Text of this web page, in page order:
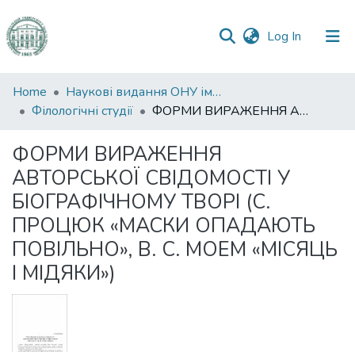
Log In (current)
Communities
&
All of DSpace
Statistics
Home
Наукові видання ОНУ імені І. І. Мечникова
Філологічні студії
ФОРМИ ВИРАЖЕННЯ АВТОРСЬКОЇ СВІДОМОСТІ У БІОГРАФІЧНОМУ ТВОРІ (С. ПРОЦЮК «МАСКИ ОПАДАЮТЬ ПОВІЛЬНО», В. С. МОЕМ «МІСЯЦЬ І МІДЯКИ»)
ФОРМИ ВИРАЖЕННЯ
АВТОРСЬКОЇ СВІДОМОСТІ У
БІОГРАФІЧНОМУ ТВОРІ (С.
ПРОЦЮК «МАСКИ ОПАДАЮТЬ
ПОВІЛЬНО», В. С. МОЕМ «МІСЯЦЬ
І МІДЯКИ»)